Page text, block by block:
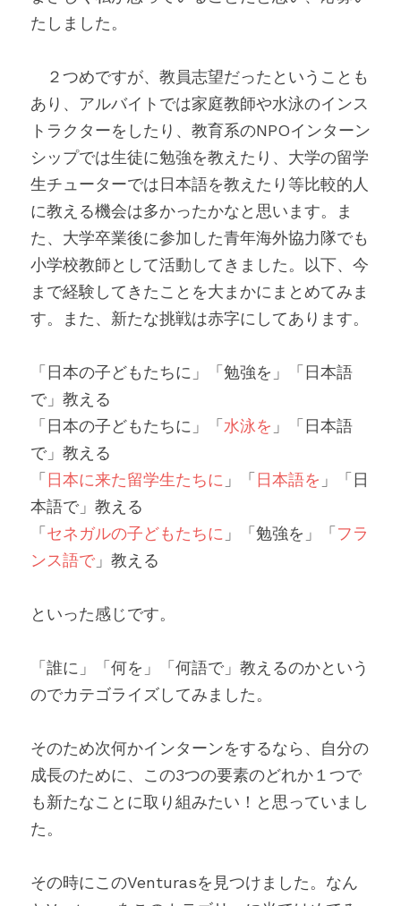
たしました。
２つめですが、教員志望だったということも
あり、アルバイトでは家庭教師や水泳のインス
トラクターをしたり、教育系のNPOインターン
シップでは生徒に勉強を教えたり、大学の留学
生チューターでは日本語を教えたり等比較的人
に教える機会は多かったかなと思います。ま
た、大学卒業後に参加した青年海外協力隊でも
小学校教師として活動してきました。以下、今
まで経験してきたことを大まかにまとめてみま
す。また、新たな挑戦は赤字にしてあります。
「日本の子どもたちに」「勉強を」「日本語
で」教える
「日本の子どもたちに」「 水泳を 」「日本語
で」教える
「 日本に来た留学生たちに 」「 日本語を 」「日
本語で」教える
「 セネガルの子どもたちに 」「勉強を」「 フラ
ンス語で 」教える
といった感じです。
「誰に」「何を」「何語で」教えるのかという
のでカテゴライズしてみました。
そのため次何かインターンをするなら、自分の
成長のために、この3つの要素のどれか１つで
も新たなことに取り組みたい！と思っていまし
た。
その時にこのVenturasを見つけました。なん